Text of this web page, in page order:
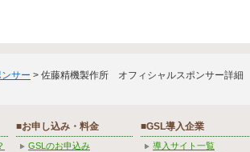
サー > 佐藤精機製作所 オフィシャルスポンサー詳細
■お申し込み・料金
GSLのお申込み
■GSL導入企業
導入サイト一覧